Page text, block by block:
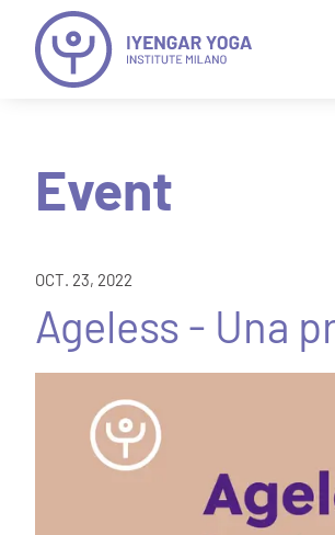
Event
OCT. 23, 2022
Ageless - Una